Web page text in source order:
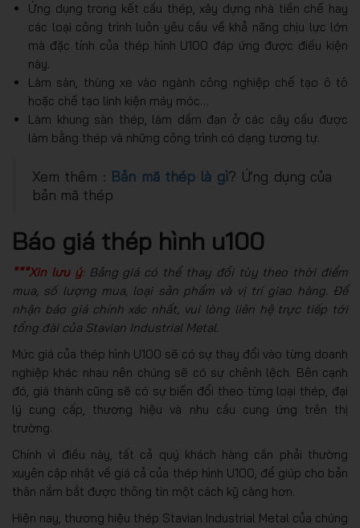
Ứng dụng trong kết cấu thép, xây dựng nhà tiền chế hay
các loại công trình luôn yêu cầu về khả năng chịu lực lớn
mà đặc tính của thép hình U100 đáp ứng được điều kiện
này.
Làm sàn, thùng xe vào ngành công nghiệp chế tạo ô tô
hoặc chế tạo linh kiện máy móc…
Làm khung sàn thép, làm dầm đan ở các cây cầu được
làm bằng thép và những công trình có dạng tương tự.
Xem thêm : Bản mã thép là gì? Ứng dụng của
bản mã thép
Báo giá thép hình u100
***Xin lưu ý:Bảng giá có thể thay đổi tùy theo thời điểm
mua, số lượng mua, loại sản phẩm và vị trí giao hàng. Để
nhận báo giá chính xác nhất, vui lòng liên hệ trực tiếp tới
tổng đài của Stavian Industrial Metal.
Mức giá của thép hình U100 sẽ có sự thay đổi vào từng doanh
nghiệp khác nhau nên chúng sẽ có sự chênh lệch. Bên cạnh
đó, giá thành cũng sẽ có sự biến đổi theo từng loại thép, đại
lý cung cấp, thương hiệu và nhu cầu cung ứng trên thị
trường.
Chính vì điều này, tất cả quý khách hàng cần phải thường
xuyên cập nhật về giá cả của thép hình U100, để giúp cho bản
thân nắm bắt được thông tin một cách kỹ càng hơn.
Hiện nay, thương hiệu thép Stavian Industrial Metal của chúng